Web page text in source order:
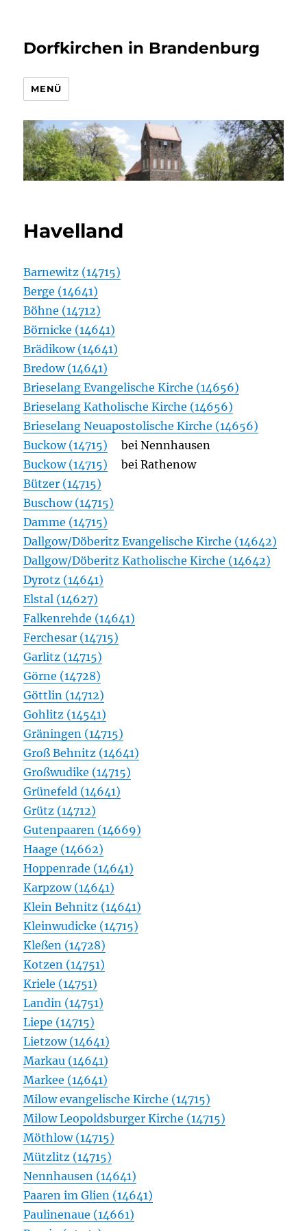
Dorfkirchen in Brandenburg
MENÜ
Havelland
Barnewitz (14715)
Berge (14641)
Böhne (14712)
Börnicke (14641)
Brädikow (14641)
Bredow (14641)
Brieselang Evangelische Kirche (14656)
Brieselang Katholische Kirche (14656)
Brieselang Neuapostolische Kirche (14656)
Buckow (14715) bei Nennhausen
Buckow (14715) bei Rathenow
Bützer (14715)
Buschow (14715)
Damme (14715)
Dallgow/Döberitz Evangelische Kirche (14642)
Dallgow/Döberitz Katholische Kirche (14642)
Dyrotz (14641)
Elstal (14627)
Falkenrehde (14641)
Ferchesar (14715)
Garlitz (14715)
Görne (14728)
Göttlin (14712)
Gohlitz (14541)
Gräningen (14715)
Groß Behnitz (14641)
Großwudike (14715)
Grünefeld (14641)
Grütz (14712)
Gutenpaaren (14669)
Haage (14662)
Hoppenrade (14641)
Karpzow (14641)
Klein Behnitz (14641)
Kleinwudicke (14715)
Kleßen (14728)
Kotzen (14751)
Kriele (14751)
Landin (14751)
Liepe (14715)
Lietzow (14641)
Markau (14641)
Markee (14641)
Milow evangelische Kirche (14715)
Milow Leopoldsburger Kirche (14715)
Möthlow (14715)
Mützlitz (14715)
Nennhausen (14641)
Paaren im Glien (14641)
Paulinenaue (14661)